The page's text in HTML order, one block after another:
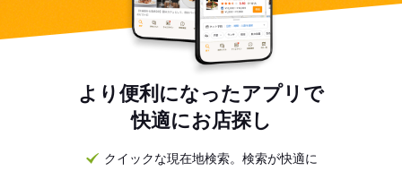
より便利になったアプリで
快適にお店探し
クイックな現在地検索。検索が快適に